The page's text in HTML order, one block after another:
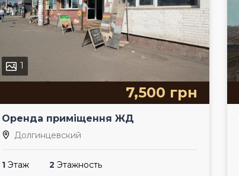
1
7,500 грн
Оренда приміщення ЖД
Долгинцевский
1 Этаж 2 Этажность